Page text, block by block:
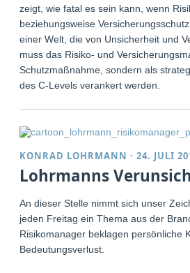
zeigt, wie fatal es sein kann, wenn
beziehungsweise
einer Welt, die von Unsicherheit und
muss das Risiko- und
Schutzmaßnahme, sondern als
des C-Levels verankert werden.
KONRAD LOHRMANN ·24. JULI
Lohrmanns
An dieser Stelle nimmt sich unser
jeden Freitag ein Thema aus der
Risikomanager beklagen persönliche
Bedeutungsverlust.